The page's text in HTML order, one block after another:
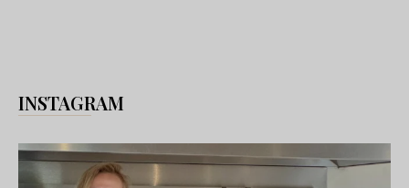
INSTAGRAM